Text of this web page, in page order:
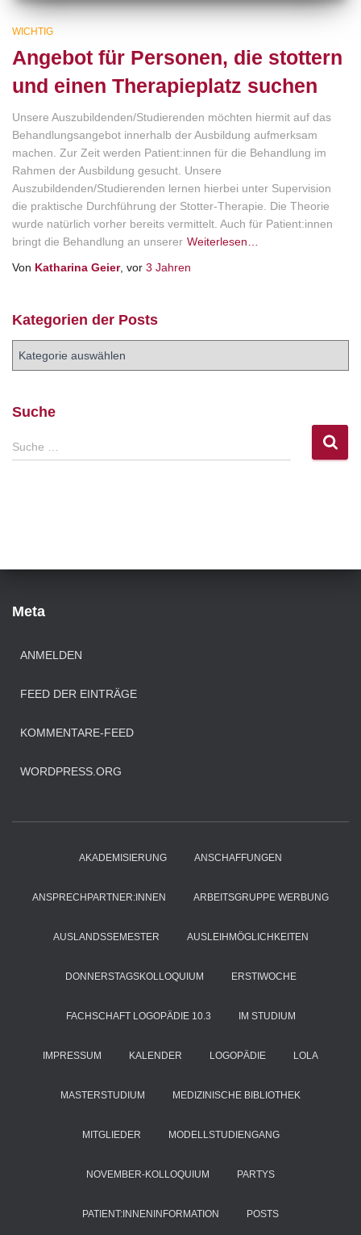
WICHTIG
Angebot für Personen, die stottern
und einen Therapieplatz suchen
Unsere Auszubildenden/Studierenden möchten hiermit auf das
Behandlungsangebot innerhalb der Ausbildung aufmerksam
machen. Zur Zeit werden Patient:innen für die Behandlung im
Rahmen der Ausbildung gesucht. Unsere
Auszubildenden/Studierenden lernen hierbei unter Supervision
die praktische Durchführung der Stotter-Therapie. Die Theorie
wurde natürlich vorher bereits vermittelt. Auch für Patient:innen
bringt die Behandlung an unserer Weiterlesen…
Von Katharina Geier, vor 3 Jahren
Kategorien der Posts
K
a
g
s
Suche
S
u
Suche …
Meta
ANMELDEN
FEED DER EINTRÄGE
KOMMENTARE-FEED
WORDPRESS.ORG
AKADEMISIERUNG ANSCHAFFUNGEN
ANSPRECHPARTNER:INNEN ARBEITSGRUPPE WERBUNG
AUSLANDSSEMESTER AUSLEIHMÖGLICHKEITEN
DONNERSTAGSKOLLOQUIUM ERSTIWOCHE
FACHSCHAFT LOGOPÄDIE 10.3 IM STUDIUM
IMPRESSUM KALENDER LOGOPÄDIE LOLA
MASTERSTUDIUM MEDIZINISCHE BIBLIOTHEK
MITGLIEDER MODELLSTUDIENGANG
NOVEMBER-KOLLOQUIUM PARTYS
PATIENT:INNENINFORMATION POSTS